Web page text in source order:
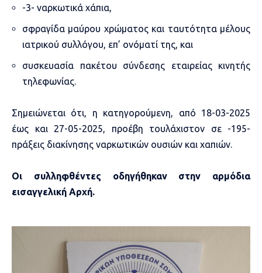
-3- ναρκωτικά χάπια,
σφραγίδα μαύρου χρώματος και ταυτότητα μέλους
ιατρικού συλλόγου, επ’ ονόματί της, και
συσκευασία πακέτου σύνδεσης εταιρείας κινητής
τηλεφωνίας.
Σημειώνεται ότι, η κατηγορούμενη, από 18-03-2025
έως και 27-05-2025, προέβη τουλάχιστον σε -195-
πράξεις διακίνησης ναρκωτικών ουσιών και χαπιών.
Οι συλληφθέντες οδηγήθηκαν στην αρμόδια
εισαγγελική Αρχή.